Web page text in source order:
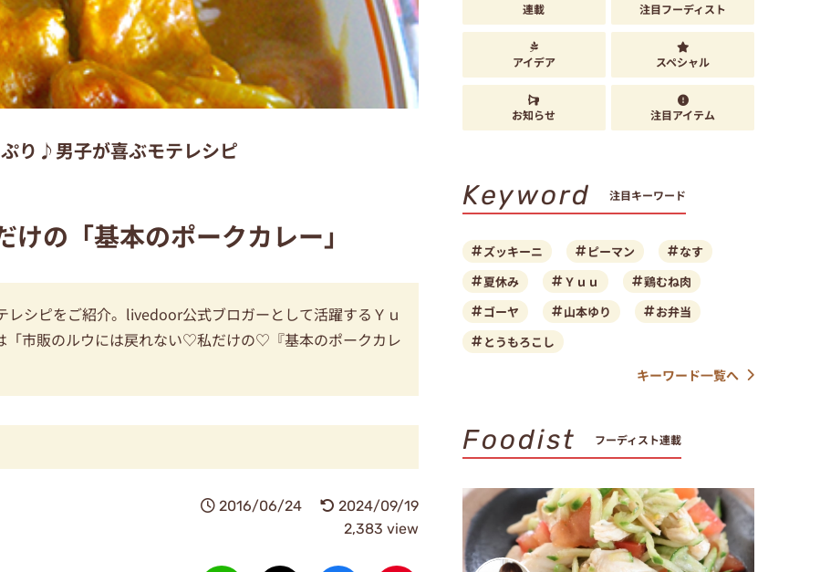
り♪男子が喜ぶモテレシピ
の「基本のポークカレー」
シピをご紹介。livedoor公式ブロガーとして活躍するＹｕ
「市販のルウには戻れない♡私だけの♡『基本のポークカレ
2016/06/24
2024/09/19
2,383 view
連載 注目フーディスト
アイデア スペシャル
お知らせ 注目アイテム
Keyword 注目キーワード
ズッキーニ ピーマン
なす
夏休み
Ｙｕｕ
鶏むね肉
ゴーヤ
山本ゆり
お弁当
とうもろこし
キーワード一覧へ
Foodist フーディスト連載